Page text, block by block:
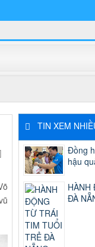
TIN XEM
Đồng
hậu
HÀNH
ĐÀ